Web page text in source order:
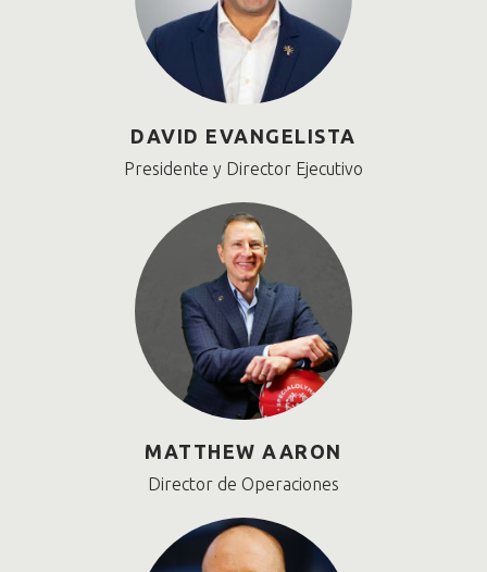
DAVID EVANGELISTA
Presidente y Director Ejecutivo
MATTHEW AARON
Director de Operaciones